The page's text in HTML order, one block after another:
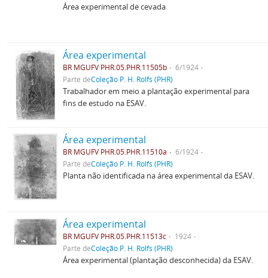
Área experimental de cevada
Área experimental
BR MGUFV PHR.05.PHR.11505b
6/1924
Parte deColeção P. H. Rolfs (PHR)
Trabalhador em meio a plantação experimental para
fins de estudo na ESAV.
Área experimental
BR MGUFV PHR.05.PHR.11510a
6/1924
Parte deColeção P. H. Rolfs (PHR)
Planta não identificada na área experimental da ESAV.
Área experimental
BR MGUFV PHR.05.PHR.11513c
1924
Parte deColeção P. H. Rolfs (PHR)
Área experimental (plantação desconhecida) da ESAV.